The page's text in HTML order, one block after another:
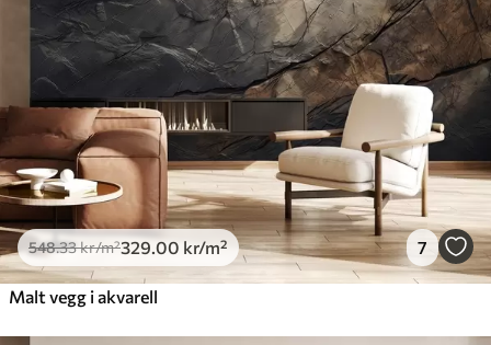
Premium vinyl
650 .00 /m²
Peel and Stick
925.00 .00 /m²
548.33kr/m²329 .00 kr/m² 7
Malt vegg i akvarell